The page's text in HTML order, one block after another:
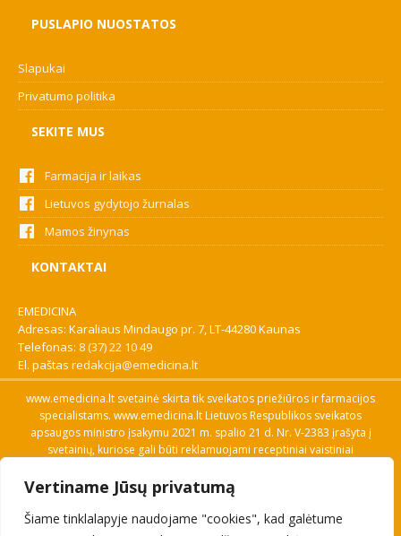
Vertiname Jūsų privatumą
Šiame tinklalapyje naudojame "cookies", kad galėtume
PUSLAPIO NUOSTATOS
Slapukai
Privatumo politika
SEKITE MUS
Farmacija ir laikas
Lietuvos gydytojo žurnalas
Mamos žinynas
KONTAKTAI
EMEDICINA
Adresas: Karaliaus Mindaugo pr. 7, LT-44280 Kaunas
Telefonas: 8 (37) 22 10 49
El. paštas redakcija@emedicina.lt
www.emedicina.lt svetainė skirta tik sveikatos priežiūros ir farmacijos
specialistams. www.emedicina.lt Lietuvos Respublikos sveikatos
apsaugos ministro įsakymu 2021 m. spalio 21 d. Nr. V-2383 įrašyta į
svetainių, kuriose gali būti reklamuojami receptiniai vaistiniai
savo profesinę kvalifikaciją. Naudingos nuorodos: Vaistų ir medicinos
pagalbos priemonių kainų paieška, VVKT tinklalapis, Sveikatos
priežiūros ar farmacijos specialisto pranešimo apie įtariamą